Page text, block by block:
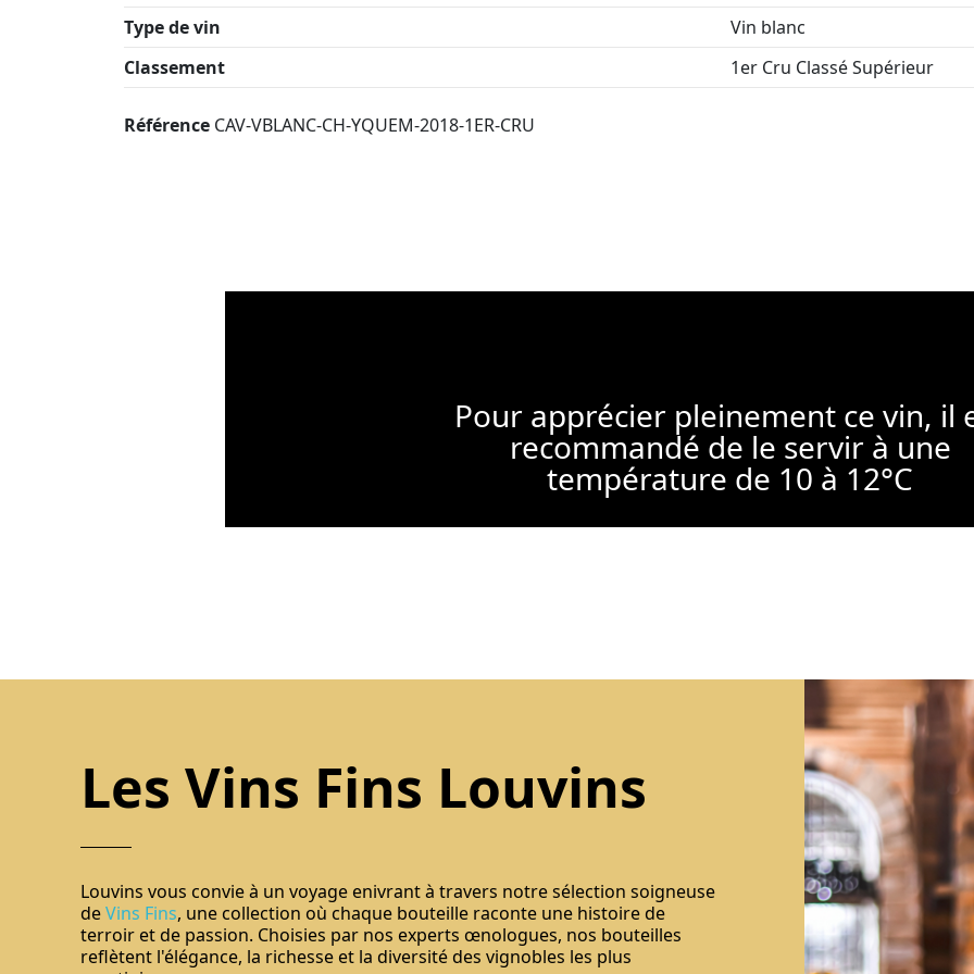
Type de vin
Vin blanc
Classement
1er Cru Classé Supérieur
Référence CAV-VBLANC-CH-YQUEM-2018-1ER-CRU
Pour apprécier pleinement ce vin, il
recommandé de le servir à une
température de 10 à 12°C
Les Vins Fins Louvins
Louvins vous convie à un voyage enivrant à travers notre sélection soigneuse
deVins Fins, une collection où chaque bouteille raconte une histoire de
terroir et de passion. Choisies par nos experts œnologues, nos bouteilles
reflètent l'élégance, la richesse et la diversité des vignobles les plus